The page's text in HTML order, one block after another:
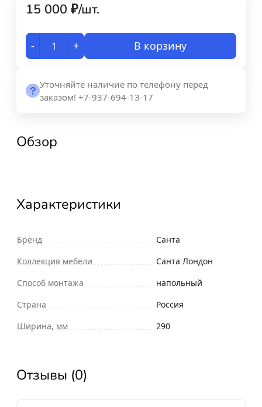
15 000 ₽/шт.
- + В корзину
Уточняйте наличие по телефону перед
заказом! +7-937-694-13-17
Обзор
Характеристики
Бренд
Санта
Коллекция мебели
Санта Лондон
Способ монтажа
напольный
Страна
Россия
Ширина, мм
290
Отзывы (0)